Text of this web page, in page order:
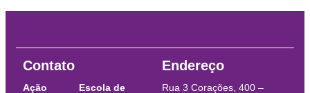
Contato
Ação
Escola de
Endereço
Rua 3 Corações, 400 –